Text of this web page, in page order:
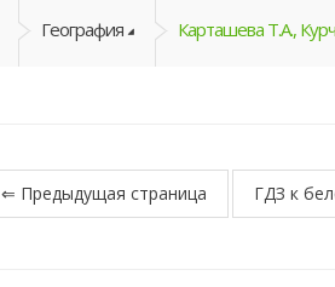
География Карташева Т.А.,
⇐ Предыдущая страница ГДЗ к